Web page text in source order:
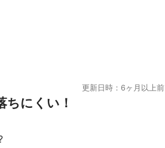
更新日時：6ヶ月以上前
にくい！